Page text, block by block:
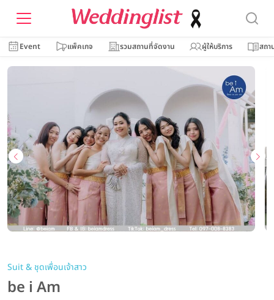
Event แพ็คเกจ รวมสถานที่จัดงาน ผู้ให้บริการ สถา
Suit & ชุดเพื่อนเจ้าสาว
be i Am